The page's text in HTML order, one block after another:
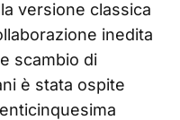
versione classica
inedita
scambio di
è stata ospite